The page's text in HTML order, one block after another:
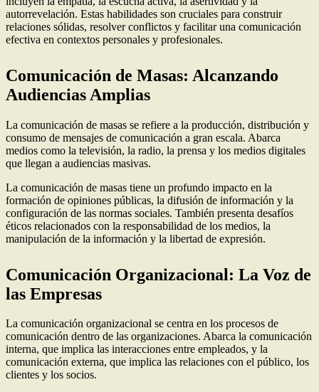
autorrevelación. Estas habilidades son cruciales para construir
relaciones sólidas, resolver conflictos y facilitar una comunicación
efectiva en contextos personales y profesionales.
Comunicación de Masas: Alcanzando
Audiencias Amplias
La comunicación de masas se refiere a la producción, distribución y
consumo de mensajes de comunicación a gran escala. Abarca
medios como la televisión, la radio, la prensa y los medios digitales
que llegan a audiencias masivas.
La comunicación de masas tiene un profundo impacto en la
formación de opiniones públicas, la difusión de información y la
configuración de las normas sociales. También presenta desafíos
éticos relacionados con la responsabilidad de los medios, la
manipulación de la información y la libertad de expresión.
Comunicación Organizacional: La Voz de
las Empresas
La comunicación organizacional se centra en los procesos de
comunicación dentro de las organizaciones. Abarca la comunicación
interna, que implica las interacciones entre empleados, y la
comunicación externa, que implica las relaciones con el público, los
clientes y los socios.